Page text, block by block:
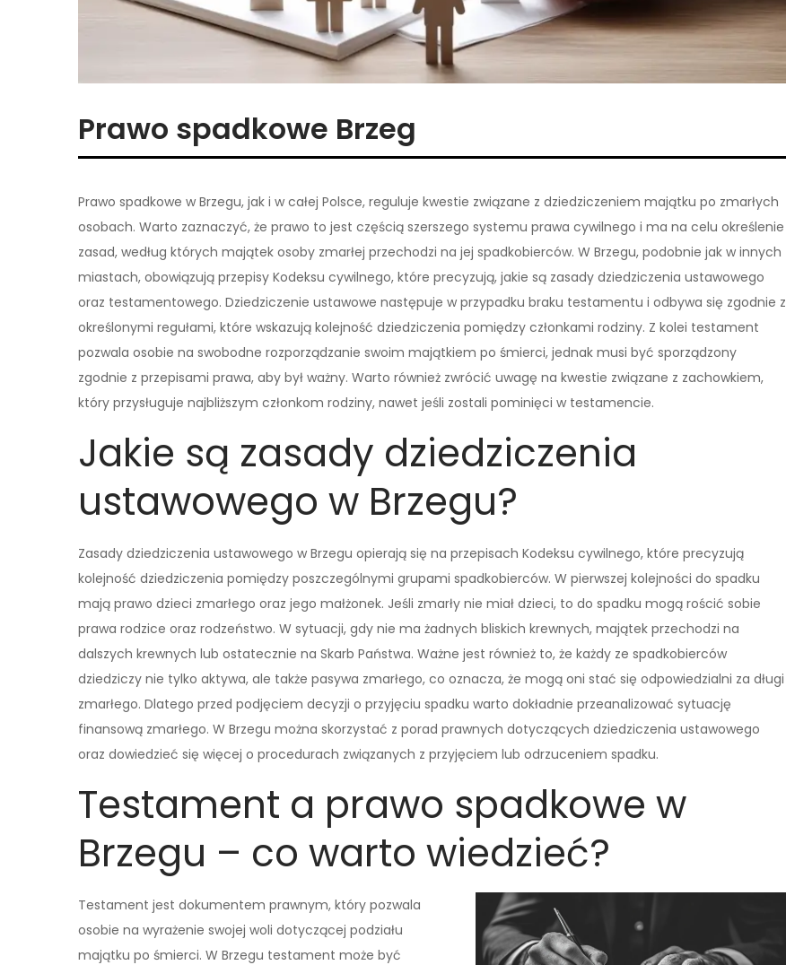
Prawo spadkowe Brzeg
Prawo spadkowe w Brzegu, jak i w całej Polsce, reguluje kwestie związane z dziedziczeniem majątku po zmarłych
osobach. Warto zaznaczyć, że prawo to jest częścią szerszego systemu prawa cywilnego i ma na celu określenie
zasad, według których majątek osoby zmarłej przechodzi na jej spadkobierców. W Brzegu, podobnie jak w innych
miastach, obowiązują przepisy Kodeksu cywilnego, które precyzują, jakie są zasady dziedziczenia ustawowego
oraz testamentowego. Dziedziczenie ustawowe następuje w przypadku braku testamentu i odbywa się zgodnie z
określonymi regułami, które wskazują kolejność dziedziczenia pomiędzy członkami rodziny. Z kolei testament
pozwala osobie na swobodne rozporządzanie swoim majątkiem po śmierci, jednak musi być sporządzony
zgodnie z przepisami prawa, aby był ważny. Warto również zwrócić uwagę na kwestie związane z zachowkiem,
który przysługuje najbliższym członkom rodziny, nawet jeśli zostali pominięci w testamencie.
Jakie są zasady dziedziczenia
ustawowego w Brzegu?
Zasady dziedziczenia ustawowego w Brzegu opierają się na przepisach Kodeksu cywilnego, które precyzują
kolejność dziedziczenia pomiędzy poszczególnymi grupami spadkobierców. W pierwszej kolejności do spadku
mają prawo dzieci zmarłego oraz jego małżonek. Jeśli zmarły nie miał dzieci, to do spadku mogą rościć sobie
prawa rodzice oraz rodzeństwo. W sytuacji, gdy nie ma żadnych bliskich krewnych, majątek przechodzi na
dalszych krewnych lub ostatecznie na Skarb Państwa. Ważne jest również to, że każdy ze spadkobierców
dziedziczy nie tylko aktywa, ale także pasywa zmarłego, co oznacza, że mogą oni stać się odpowiedzialni za długi
zmarłego. Dlatego przed podjęciem decyzji o przyjęciu spadku warto dokładnie przeanalizować sytuację
finansową zmarłego. W Brzegu można skorzystać z porad prawnych dotyczących dziedziczenia ustawowego
oraz dowiedzieć się więcej o procedurach związanych z przyjęciem lub odrzuceniem spadku.
Testament a prawo spadkowe w
Brzegu – co warto wiedzieć?
Testament jest dokumentem prawnym, który pozwala
osobie na wyrażenie swojej woli dotyczącej podziału
majątku po śmierci. W Brzegu testament może być